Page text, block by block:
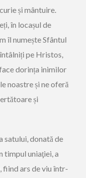
și mântuire.
în locașul de
îl numește Sfântul
pe Hristos,
dorința inimilor
noastre și ne oferă
și
satului, donată de
timpul uniaţiei, a
ars de viu într-